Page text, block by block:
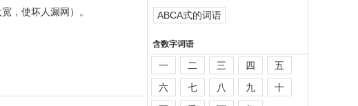
，使坏人漏网）。
ABCA式的词语
含数字词语
一 二 三 四
五
六
七 八 九
十